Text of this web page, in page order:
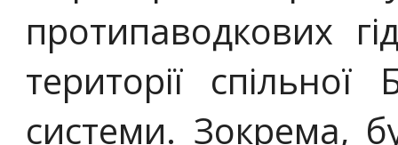
протипаводкових
території спільної
системи. Зокрема,